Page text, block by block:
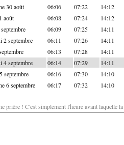
30 août 06:06 07:22 14:12
août 06:08 07:24 14:12
06:09 07:25 14:11
2 septembre 06:11 07:26 14:11
06:13 07:28 14:11
4 septembre 06:14 07:29 14:11
septembre 06:16 07:30 14:10
6 septembre 06:17 07:32 14:10
prière ! C'est simplement l'heure avant laquelle